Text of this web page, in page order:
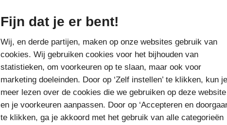
Fijn dat je er bent!
Wij, en derde partijen, maken op onze websites gebruik van
cookies. Wij gebruiken cookies voor het bijhouden van
statistieken, om voorkeuren op te slaan, maar ook voor
marketing doeleinden. Door op ‘Zelf instellen’ te klikken, kun je
meer lezen over de cookies die we gebruiken op deze website
en je voorkeuren aanpassen. Door op ‘Accepteren en
te klikken, ga je akkoord met het gebruik van alle categorieën
MEER BOEKEN VAN
VAKANTIELEZEN